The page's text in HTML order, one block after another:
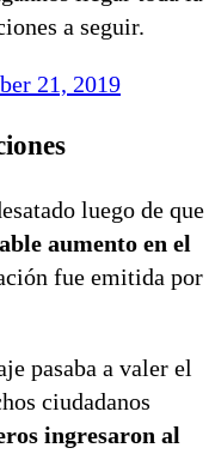
a seguir.
21, 2019
luego de que
aumento en el
fue emitida por
pasaba a valer el
ciudadanos
ingresaron al